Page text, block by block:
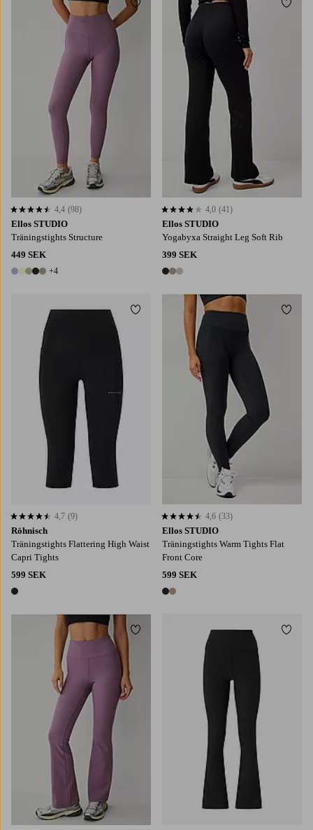
Ellos STUDIO
Träningstights Structure
449 SEK
9 färger
+4
4,4 baserat på 98 st betyg
4,4 (98)
Lägg till i favoriter
Ellos STUDIO
Yogabyxa Straight Leg Soft Rib
399 SEK
3 färger
4,0 baserat på 41 st betyg
4,0 (41)
Röhnisch
Träningstights Flattering High Waist
Capri Tights
599 SEK
1 färg
4,7 baserat på 9 st betyg
4,7 (9)
Lägg till i favoriter
Ellos STUDIO
Träningstights Warm Tights Flat
Front Core
599 SEK
2 färger
4,6 baserat på 33 st betyg
4,6 (33)
Lägg till i favoriter